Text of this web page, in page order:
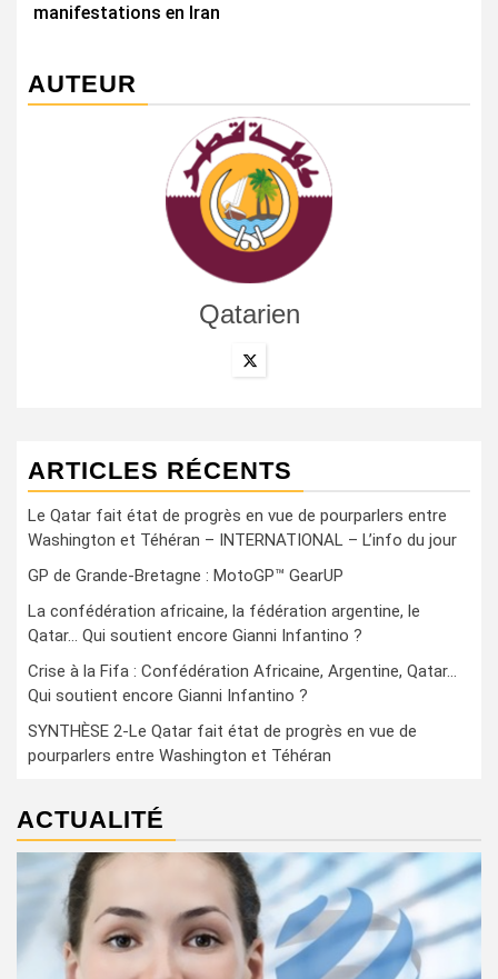
manifestations en Iran
AUTEUR
Qatarien
ARTICLES RÉCENTS
Le Qatar fait état de progrès en vue de pourparlers entre
Washington et Téhéran – INTERNATIONAL – L’info du jour
GP de Grande-Bretagne : MotoGP™ GearUP
La confédération africaine, la fédération argentine, le
Qatar… Qui soutient encore Gianni Infantino ?
Crise à la Fifa : Confédération Africaine, Argentine, Qatar…
Qui soutient encore Gianni Infantino ?
SYNTHÈSE 2-Le Qatar fait état de progrès en vue de
pourparlers entre Washington et Téhéran
ACTUALITÉ